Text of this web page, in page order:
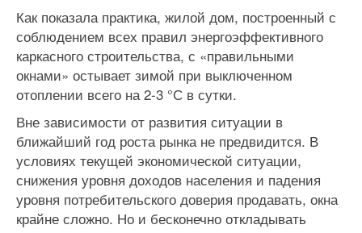
Как показала практика, жилой дом, построенный с
соблюдением всех правил энергоэффективного
каркасного строительства, с «правильными
окнами» остывает зимой при выключенном
отоплении всего на 2-3 °С в сутки.
Вне зависимости от развития ситуации в
ближайший год роста рынка не предвидится. В
условиях текущей экономической ситуации,
снижения уровня доходов населения и падения
уровня потребительского доверия продавать, окна
крайне сложно. Но и бесконечно откладывать